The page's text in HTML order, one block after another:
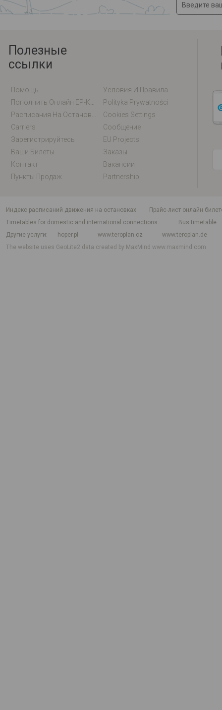
Полезные
ссылки
Помощь
Условия И Правила
Polityka Prywatności
Cookies Settings
Carriers
Сообщение
Зарегистрируйтесь
EU Projects
Ваши Билеты
Заказы
Контакт
Вакансии
Пункты Продаж
Partnership
индекс расписаний движения на остановках
Прайс-лист онлайн
Timetables for domestic and international connections
Bus timetable
Другие услуги
hoper.pl www.teroplan.cz
www.teroplan.de
The website uses GeoLite2 data created by MaxMindwww.maxmind.com